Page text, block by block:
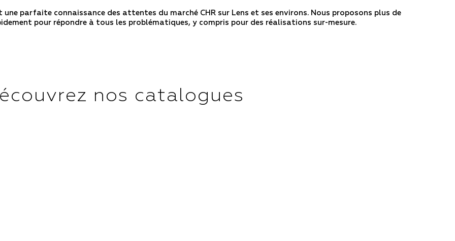
parfaite connaissance des attentes du marché CHR sur Lens et ses environs. Nous proposons plus de
pour répondre à tous les problématiques, y compris pour des réalisations sur-mesure.
nos catalogues